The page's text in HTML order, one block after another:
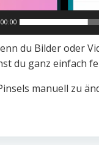
00:00
du Bilder oder
du ganz einfach
manuell zu